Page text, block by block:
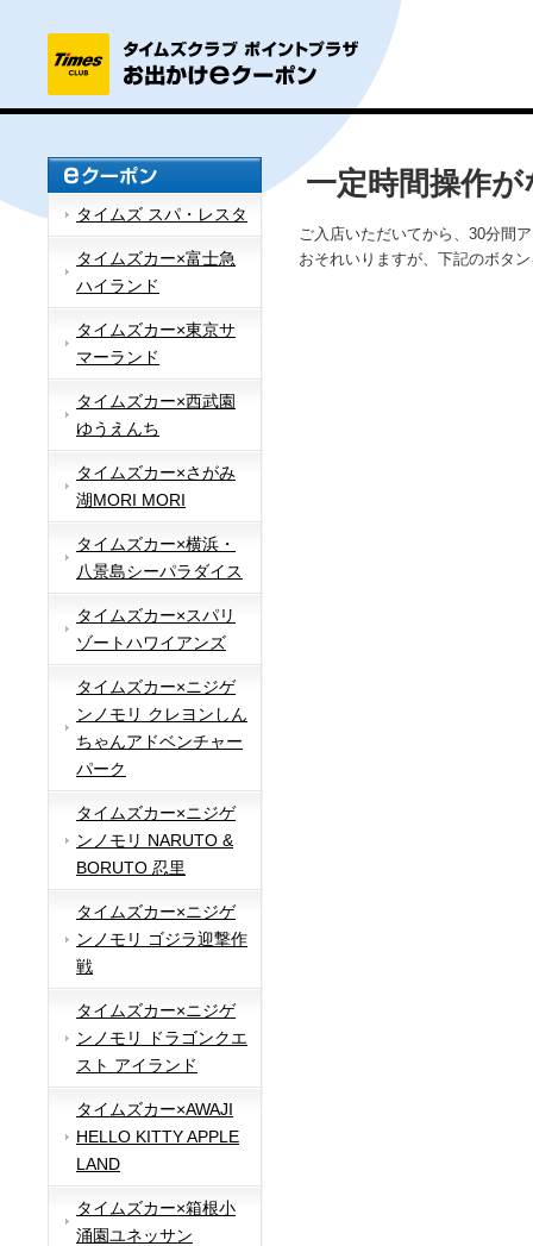
タイムズ スパ・レスタ
タイムズカー×富士急
ハイランド
タイムズカー×東京サ
マーランド
タイムズカー×西武園
ゆうえんち
タイムズカー×さがみ
湖MORI MORI
タイムズカー×横浜・
八景島シーパラダイス
タイムズカー×スパリ
ゾートハワイアンズ
タイムズカー×ニジゲ
ンノモリ クレヨンしん
ちゃんアドベンチャー
パーク
タイムズカー×ニジゲ
ンノモリ NARUTO &
BORUTO 忍里
タイムズカー×ニジゲ
ンノモリ ゴジラ迎撃作
戦
タイムズカー×ニジゲ
ンノモリ ドラゴンクエ
スト アイランド
タイムズカー×AWAJI
HELLO KITTY APPLE
LAND
タイムズカー×箱根小
涌園ユネッサン
一定時間操作
ご入店いただいてから、30分間
おそれいりますが、下記のボタ